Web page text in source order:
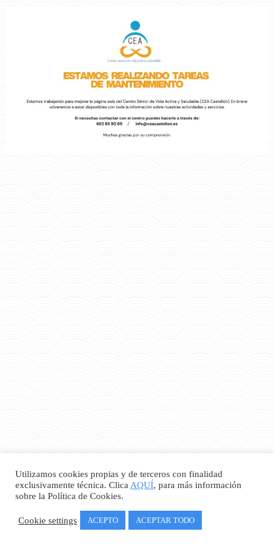
Utilizamos cookies propias y de terceros con finalidad
exclusivamente técnica. Clica AQUÍ, para más información
sobre la Política de Cookies.
Cookie settings ACEPTO ACEPTAR TODO